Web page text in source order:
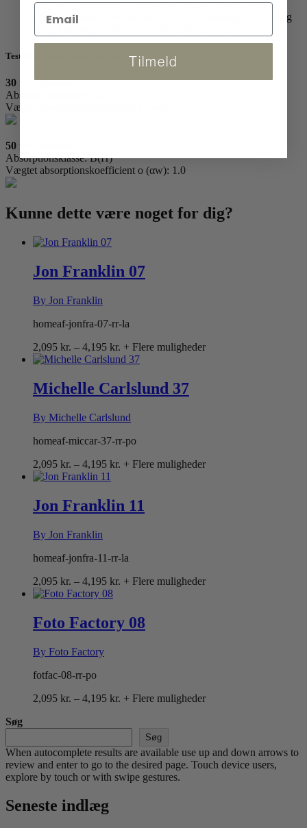
Store formater leveres med fragtmand. (Fra 86x120 cm)
Mindre formater leveres med GLS. Du modtager et tracking
Test & Akustisk funktionalitet
30 mm ramme
Absorptionsklasse: B(H)
Vægtet absorptionskoefficient o (αw): 0.8
50 mm ramme
Absorptionsklasse: B(H)
Vægtet absorptionskoefficient o (αw): 1.0
Kunne dette være noget for dig?
Jon Franklin 07
By Jon Franklin
homeaf-jonfra-07-rr-la
2,095 kr. – 4,195 kr. Prisinterval:
2,095 kr.
4,195 kr.
+ Flere muligheder
Michelle Carlslund 37
By Michelle Carlslund
homeaf-miccar-37-rr-po
2,095 kr. – 4,195 kr. Prisinterval:
4,195 kr.
+ Flere muligheder
Jon Franklin 11
By Jon Franklin
homeaf-jonfra-11-rr-la
2,095 kr. – 4,195 kr. Prisinterval:
4,195 kr.
+ Flere muligheder
Foto Factory 08
By Foto Factory
fotfac-08-rr-po
2,095 kr. – 4,195 kr. Prisinterval:
4,195 kr.
+ Flere muligheder
Søg
Søg
When autocomplete results are available use up and down arrows to
review and enter to go to the desired page. Touch device users,
explore by touch or with swipe gestures.
Seneste indlæg
Tilmeld